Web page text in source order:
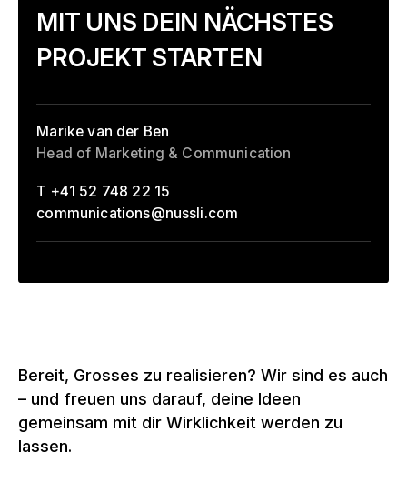
–
MIT UNS DEIN NÄCHSTES
PROJEKT STARTEN
Marike van der Ben
Head of Marketing & Communication
T +41 52 748 22 15
communications@nussli.com
Bereit, Grosses zu realisieren? Wir sind es auch
– und freuen uns darauf, deine Ideen
gemeinsam mit dir Wirklichkeit werden zu
lassen.